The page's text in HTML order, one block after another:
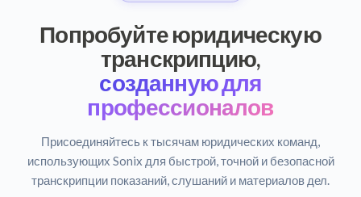
Попробуйте юридическую
транскрипцию,
созданную для
профессионалов
Присоединяйтесь к тысячам юридических команд,
использующих Sonix для быстрой, точной и безопасной
транскрипции показаний, слушаний и материалов дел.